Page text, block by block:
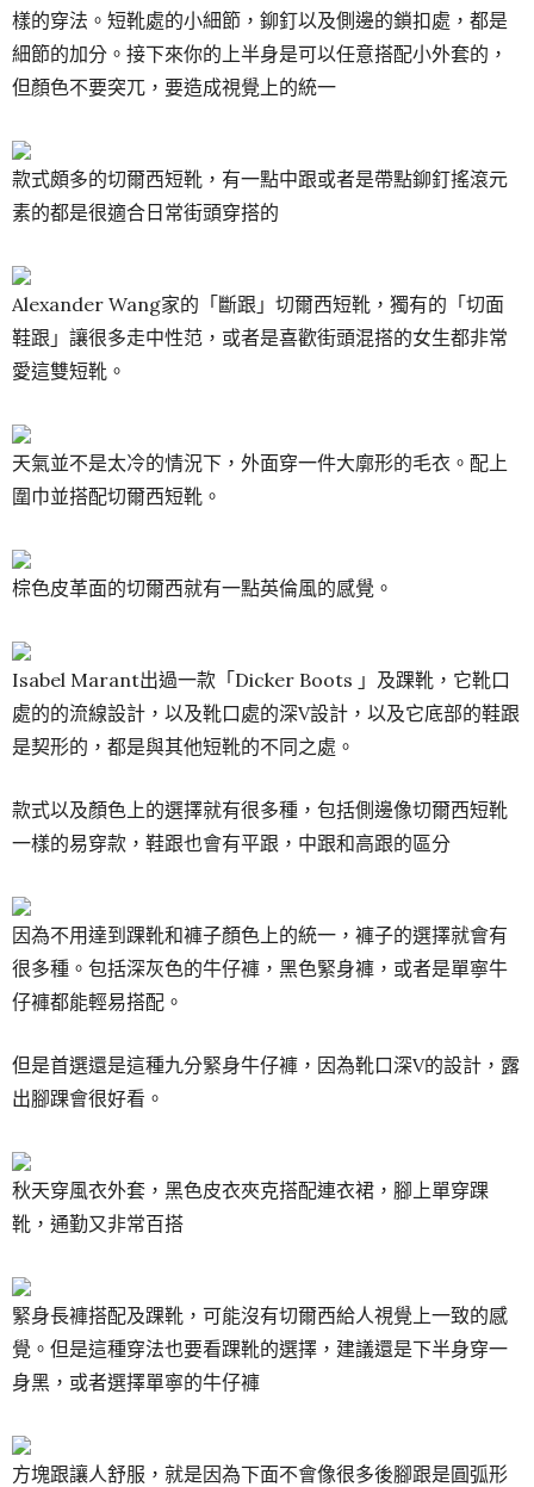
樣的穿法。短靴處的小細節，鉚釘以及側邊的鎖扣處，都是
細節的加分。接下來你的上半身是可以任意搭配小外套的，
但顏色不要突兀，要造成視覺上的統一
款式頗多的切爾西短靴，有一點中跟或者是帶點鉚釘搖滾元
素的都是很適合日常街頭穿搭的
Alexander Wang家的「斷跟」切爾西短靴，獨有的「切面
鞋跟」讓很多走中性范，或者是喜歡街頭混搭的女生都非常
愛這雙短靴。
天氣並不是太冷的情況下，外面穿一件大廓形的毛衣。配上
圍巾並搭配切爾西短靴。
棕色皮革面的切爾西就有一點英倫風的感覺。
Isabel Marant出過一款「Dicker Boots 」及踝靴，它靴口
處的的流線設計，以及靴口處的深V設計，以及它底部的鞋跟
是契形的，都是與其他短靴的不同之處。
款式以及顏色上的選擇就有很多種，包括側邊像切爾西短靴
一樣的易穿款，鞋跟也會有平跟，中跟和高跟的區分
因為不用達到踝靴和褲子顏色上的統一，褲子的選擇就會有
很多種。包括深灰色的牛仔褲，黑色緊身褲，或者是單寧牛
仔褲都能輕易搭配。
但是首選還是這種九分緊身牛仔褲，因為靴口深V的設計，露
出腳踝會很好看。
秋天穿風衣外套，黑色皮衣夾克搭配連衣裙，腳上單穿踝
靴，通勤又非常百搭
緊身長褲搭配及踝靴，可能沒有切爾西給人視覺上一致的感
覺。但是這種穿法也要看踝靴的選擇，建議還是下半身穿一
身黑，或者選擇單寧的牛仔褲
方塊跟讓人舒服，就是因為下面不會像很多後腳跟是圓弧形